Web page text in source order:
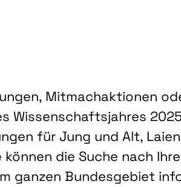
Mitmachaktionen
Wissenschaftsjahres
für Jung und Alt,
können die Suche nach
ganzen Bundesgebiet